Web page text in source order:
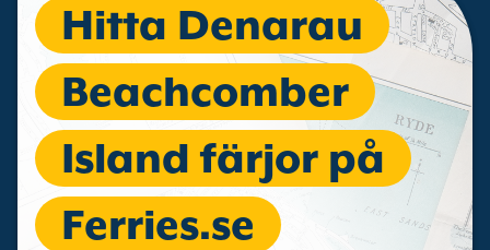
Hitta Denarau
Beachcomber
Island färjor på
Ferries.se